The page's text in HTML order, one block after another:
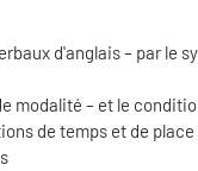
d'anglais – par le
modalité – et le
de temps et de place